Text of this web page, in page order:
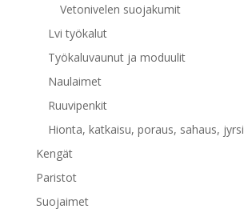
Vetonivelen suojakumit
Lvi työkalut
Työkaluvaunut ja moduulit
Naulaimet
Ruuvipenkit
Hionta, katkaisu, poraus, sahaus,
Kengät
Paristot
Suojaimet